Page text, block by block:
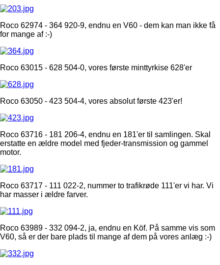
Roco 62974 - 364 920-9, endnu en V60 - dem kan man ikke få
for mange af :-)
Roco 63015 - 628 504-0, vores første minttyrkise 628'er
Roco 63050 - 423 504-4, vores absolut første 423'er!
Roco 63716 - 181 206-4, endnu en 181'er til samlingen. Skal
erstatte en ældre model med fjeder-transmission og gammel
motor.
Roco 63717 - 111 022-2, nummer to trafikrøde 111'er vi har. Vi
har masser i ældre farver.
Roco 63989 - 332 094-2, ja, endnu en Köf. På samme vis som
V60, så er der bare plads til mange af dem på vores anlæg :-)